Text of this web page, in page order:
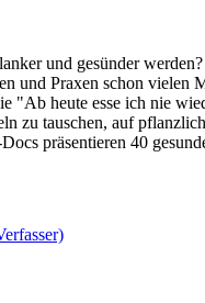
und gesünder
und Praxen schon
"Ab heute esse ich nie
zu tauschen, auf
präsentieren 40